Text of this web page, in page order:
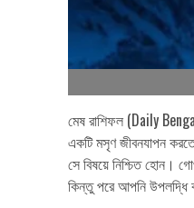
মেষ রাশিফল (Daily
একটি মসৃণ জীবনযাপন
সে বিষয়ে নিশ্চিত হোন।
কিন্তু পরে আপনি উপলদ্ধি